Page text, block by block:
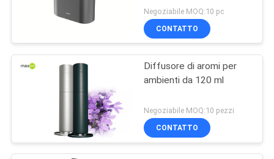
Negoziabile MOQ:10 pc
CONTATTO
Diffusore di aromi per
ambienti da 120 ml
Negoziabile MOQ:10 pezzi
CONTATTO